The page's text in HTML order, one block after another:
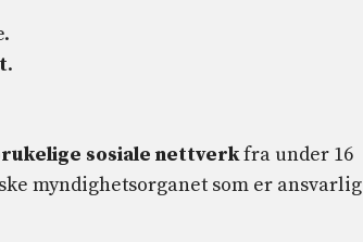
.
sosiale nettverkfra under 16
myndighetsorganet som er ansvarlig